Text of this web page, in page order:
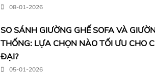
08-01-2026
SO SÁNH GIƯỜNG GHẾ SOFA VÀ
THỐNG: LỰA CHỌN NÀO TỐI ƯU CHO
ĐẠI?
05-01-2026